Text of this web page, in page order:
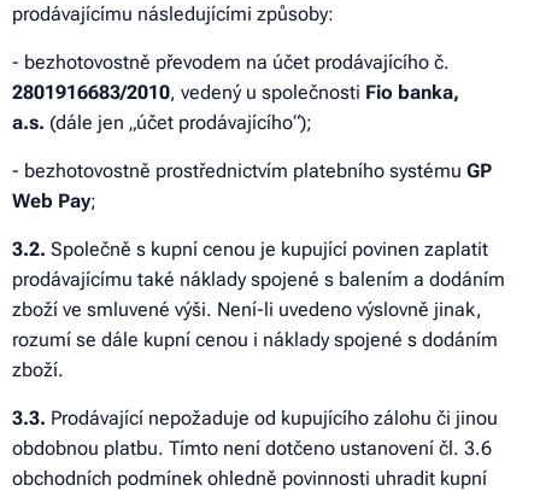
prodávajícímu následujícími způsoby:
- bezhotovostně převodem na účet prodávajícího č.
2801916683/2010, vedený u společnosti Fio banka,
a.s. (dále jen „účet prodávajícího“);
- bezhotovostně prostřednictvím platebního systému GP
Web Pay;
3.2. Společně s kupní cenou je kupující povinen zaplatit
prodávajícímu také náklady spojené s balením a dodáním
zboží ve smluvené výši. Není-li uvedeno výslovně jinak,
rozumí se dále kupní cenou i náklady spojené s dodáním
zboží.
3.3. Prodávající nepožaduje od kupujícího zálohu či jinou
obdobnou platbu. Tímto není dotčeno ustanovení čl. 3.6
obchodních podmínek ohledně povinnosti uhradit kupní